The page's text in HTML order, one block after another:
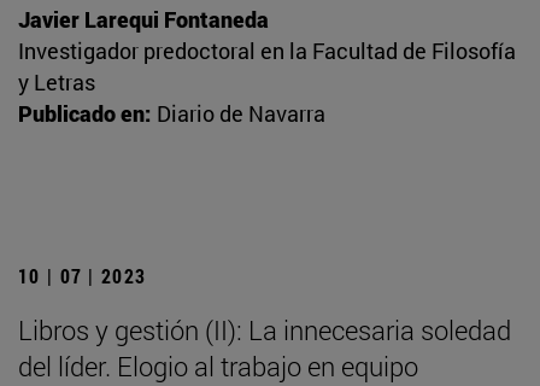
Javier Larequi Fontaneda
Investigador predoctoral en la Facultad de Filosofía
y Letras
Publicado en: Diario de Navarra
10 | 07 | 2023
Libros y gestión (II): La innecesaria soledad
del líder. Elogio al trabajo en equipo